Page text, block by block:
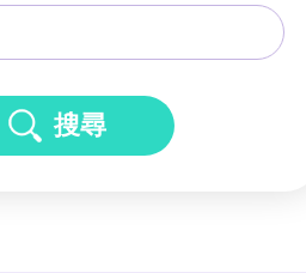
搜尋